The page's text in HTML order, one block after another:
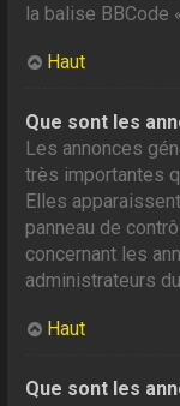
la balise BBCode
Haut
Que sont les
Les annonces
très importantes
Elles
panneau de
concernant les
administrateurs
Haut
Que sont les